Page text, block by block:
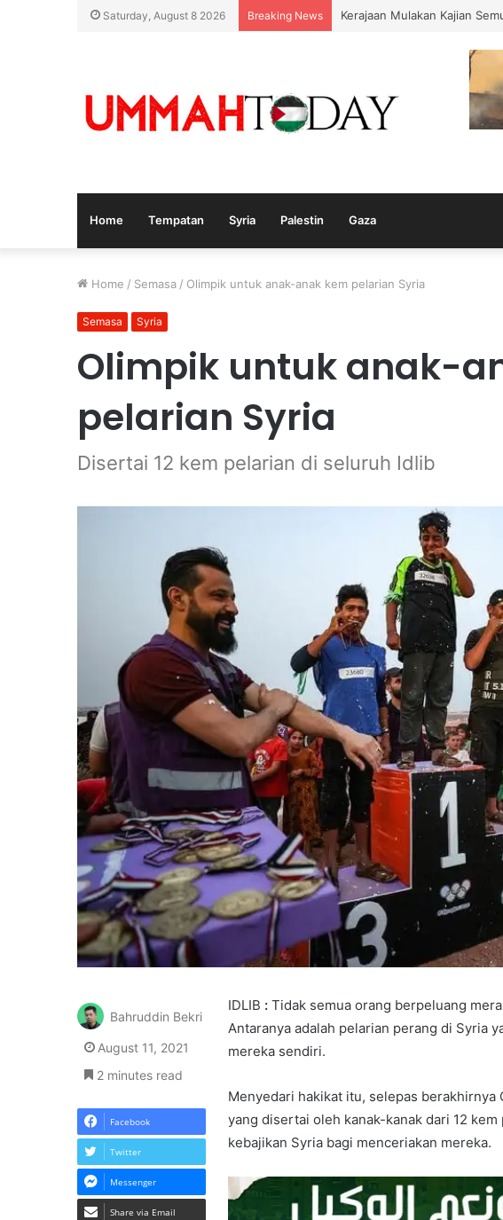
Saturday, August 8 2026 Breaking News Kerajaan Mulakan Kajian
Home Tempatan Syria Palestin Gaza
Home / Semasa / Olimpik untuk anak-anak kem pelarian Syria
Semasa Syria
Olimpik untuk anak-
pelarian Syria
Disertai 12 kem pelarian di seluruh Idlib
IDLIB : Tidak semua orang berpeluang
Antaranya adalah pelarian perang di Syria
mereka sendiri.
Menyedari hakikat itu, selepas
yang disertai oleh kanak-kanak dari 12
kebajikan Syria bagi menceriakan mereka.
Bahruddin Bekri
August 11, 2021
2 minutes read
Facebook
Twitter
Messenger
Share via Email